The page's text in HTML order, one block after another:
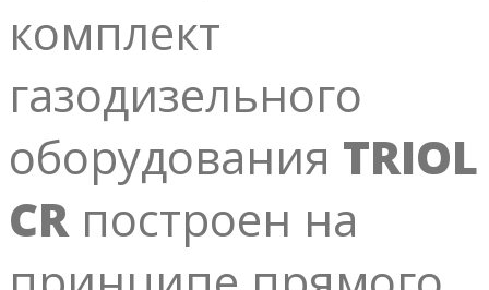
комплект
газодизельного
оборудования TRIOL
CR построен на